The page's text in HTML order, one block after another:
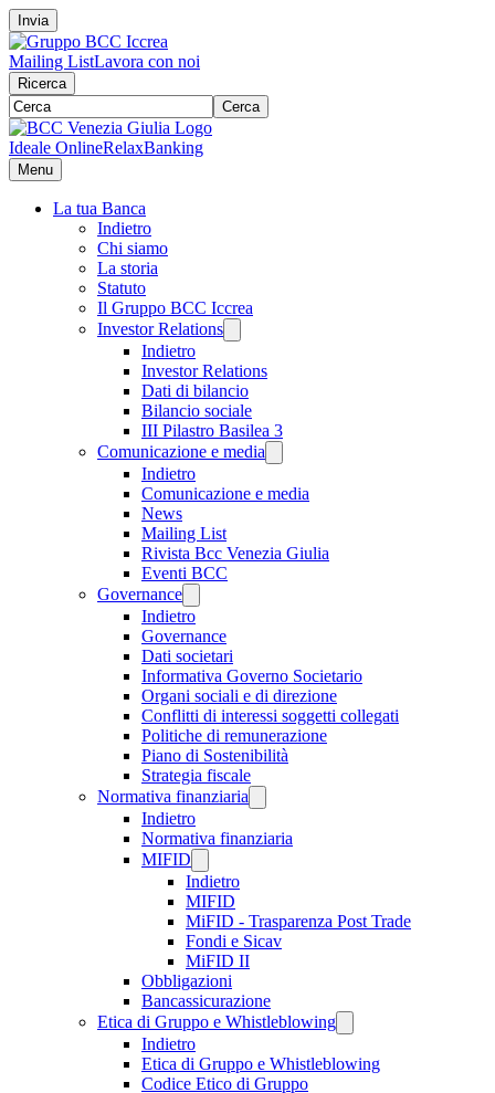
Invia
Mailing ListLavora con noi
Ricerca
Cerca
Ideale OnlineRelaxBanking
Menu
La tua Banca
Indietro
Chi siamo
La storia
Statuto
Il Gruppo BCC Iccrea
Investor Relations
Indietro
Investor Relations
Dati di bilancio
Bilancio sociale
III Pilastro Basilea 3
Comunicazione e media
Indietro
Comunicazione e media
News
Mailing List
Rivista Bcc Venezia Giulia
Eventi BCC
Governance
Indietro
Governance
Dati societari
Informativa Governo Societario
Organi sociali e di direzione
Conflitti di interessi soggetti collegati
Politiche di remunerazione
Piano di Sostenibilità
Strategia fiscale
Normativa finanziaria
Indietro
Normativa finanziaria
MIFID
Indietro
MIFID
MiFID - Trasparenza Post Trade
Fondi e Sicav
MiFID II
Obbligazioni
Bancassicurazione
Etica di Gruppo e Whistleblowing
Indietro
Etica di Gruppo e Whistleblowing
Codice Etico di Gruppo